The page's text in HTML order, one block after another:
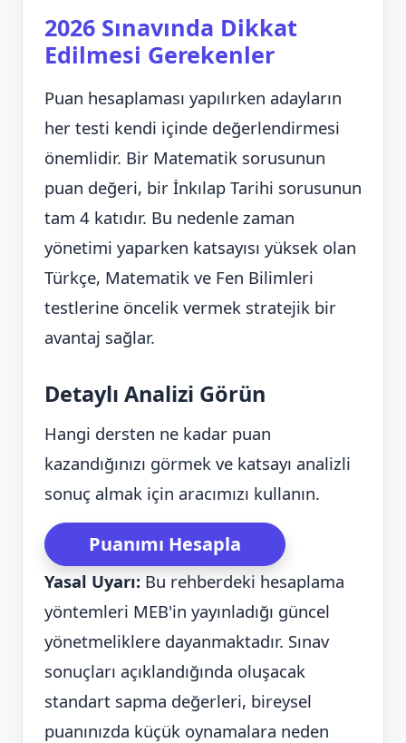
2026 Sınavında Dikkat
Edilmesi Gerekenler
Puan hesaplaması yapılırken adayların
her testi kendi içinde değerlendirmesi
önemlidir. Bir Matematik sorusunun
puan değeri, bir İnkılap Tarihi sorusunun
tam 4 katıdır. Bu nedenle zaman
yönetimi yaparken katsayısı yüksek olan
Türkçe, Matematik ve Fen Bilimleri
testlerine öncelik vermek stratejik bir
avantaj sağlar.
Detaylı Analizi Görün
Hangi dersten ne kadar puan
kazandığınızı görmek ve katsayı analizli
sonuç almak için aracımızı kullanın.
Puanımı Hesapla
Yasal Uyarı: Bu rehberdeki hesaplama
yöntemleri MEB'in yayınladığı güncel
yönetmeliklere dayanmaktadır. Sınav
sonuçları açıklandığında oluşacak
standart sapma değerleri, bireysel
puanınızda küçük oynamalara neden